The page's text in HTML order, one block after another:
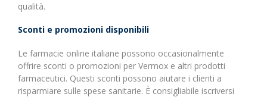
qualità.
Sconti e promozioni disponibili
Le farmacie online italiane possono occasionalmente
offrire sconti o promozioni per Vermox e altri prodotti
farmaceutici. Questi sconti possono aiutare i clienti a
risparmiare sulle spese sanitarie. È consigliabile iscriversi